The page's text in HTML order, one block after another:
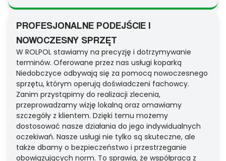
PROFESJONALNE PODEJŚCIE I
NOWOCZESNY SPRZĘT
W ROLPOL stawiamy na precyzję i dotrzymywanie
terminów. Oferowane przez nas usługi koparką
Niedobczyce odbywają się za pomocą nowoczesnego
sprzętu, którym operują doświadczeni fachowcy.
Zanim przystąpimy do realizacji zlecenia,
przeprowadzamy wizję lokalną oraz omawiamy
szczegóły z klientem. Dzięki temu możemy
dostosować nasze działania do jego indywidualnych
oczekiwań. Nasze usługi nie tylko są skuteczne, ale
także dbamy o bezpieczeństwo i przestrzeganie
obowiązujących norm. To sprawia, że współpraca z